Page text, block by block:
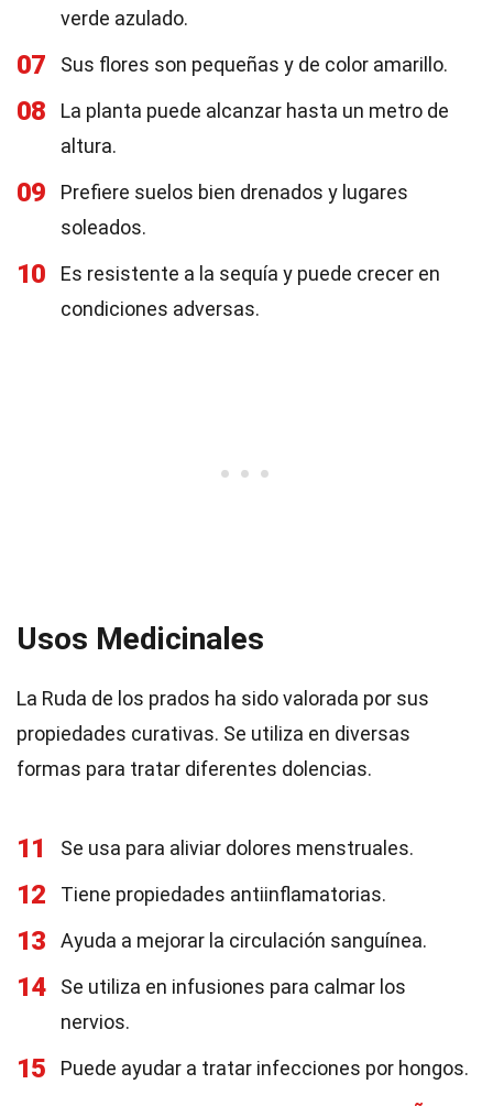
verde azulado.
07 Sus flores son pequeñas y de color amarillo.
08
La planta puede alcanzar hasta un metro de
altura.
09
Prefiere suelos bien drenados y lugares
soleados.
10
Es resistente a la sequía y puede crecer en
condiciones adversas.
Usos Medicinales
La Ruda de los prados ha sido valorada por sus
propiedades curativas. Se utiliza en diversas
formas para tratar diferentes dolencias.
11 Se usa para aliviar dolores menstruales.
12 Tiene propiedades antiinflamatorias.
13 Ayuda a mejorar la circulación sanguínea.
14
Se utiliza en infusiones para calmar los
nervios.
15 Puede ayudar a tratar infecciones por hongos.